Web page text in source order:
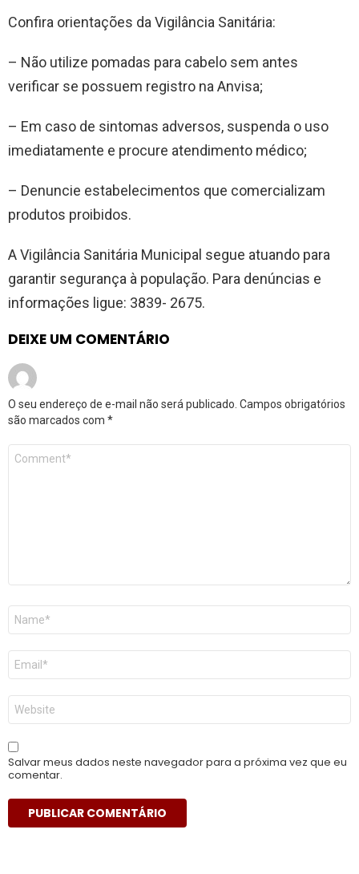
Confira orientações da Vigilância Sanitária:
– Não utilize pomadas para cabelo sem antes
verificar se possuem registro na Anvisa;
– Em caso de sintomas adversos, suspenda o uso
imediatamente e procure atendimento médico;
– Denuncie estabelecimentos que comercializam
produtos proibidos.
A Vigilância Sanitária Municipal segue atuando para
garantir segurança à população. Para denúncias e
informações ligue: 3839- 2675.
DEIXE UM COMENTÁRIO
O seu endereço de e-mail não será publicado. Campos obrigatórios
são marcados com *
Comentário
Nome
E-
mail
*
Site
Salvar meus dados neste navegador para a próxima vez que eu
comentar.